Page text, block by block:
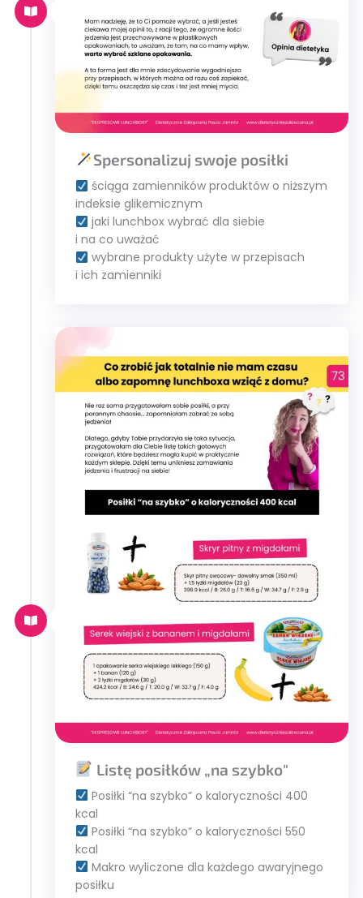
Spersonalizuj swoje posiłki
ściąga zamienników produktów o niższym
indeksie glikemicznym
jaki lunchbox wybrać dla siebie
i na co uważać
wybrane produkty użyte w przepisach
i ich zamienniki
Listę posiłków „na szybko"
Posiłki “na szybko” o kaloryczności 400
kcal
Posiłki “na szybko” o kaloryczności 550
kcal
Makro wyliczone dla każdego awaryjnego
posiłku